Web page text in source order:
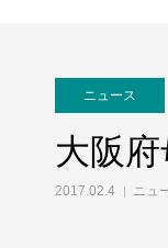
ニュース
大阪
2017.02.4 ニュ